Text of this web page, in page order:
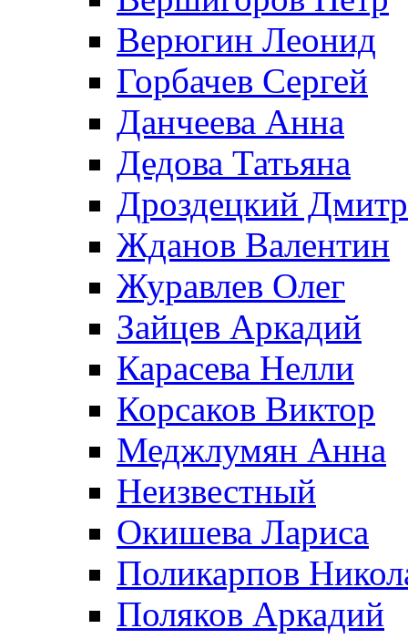
Верюгин Леонид
Горбачев Сергей
Данчеева Анна
Дедова Татьяна
Дроздецкий
Жданов Валентин
Журавлев Олег
Зайцев Аркадий
Карасева Нелли
Корсаков Виктор
Меджлумян Анна
Неизвестный
Окишева Лариса
Поликарпов
Поляков Аркадий